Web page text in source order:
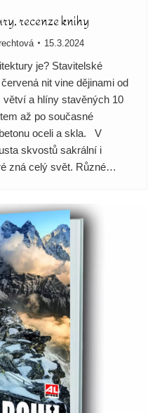
recenze knihy
15.3.2024
je? Stavitelské
nit vine dějinami od
a hlíny stavěných 10
až po současné
oceli a skla. V
skvostů sakrální i
zná celý svět. Různé…